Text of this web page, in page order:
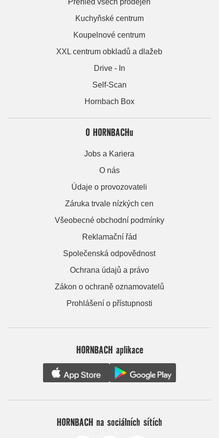
Kuchyňské centrum
Koupelnové centrum
XXL centrum obkladů a dlažeb
Drive - In
Self-Scan
Hornbach Box
O HORNBACHu
Jobs a Kariera
O nás
Údaje o provozovateli
Záruka trvale nízkých cen
Všeobecné obchodní podmínky
Reklamační řád
Společenská odpovědnost
Ochrana údajů a právo
Zákon o ochraně oznamovatelů
Prohlášení o přístupnosti
HORNBACH aplikace
HORNBACH na sociálních sítích